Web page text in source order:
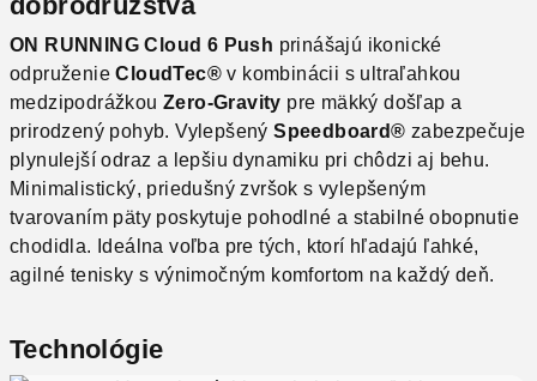
ON RUNNING Cloud 6 Push prinášajú ikonické
odpruženieCloudTec® v kombinácii s ultraľahkou
medzipodrážkou Zero-Gravity pre mäkký došľap a
prirodzený pohyb. VylepšenýSpeedboard® zabezpečuje
plynulejší odraz a lepšiu dynamiku pri chôdzi aj behu.
Minimalistický, priedušný zvršok s vylepšeným
tvarovaním päty poskytuje pohodlné a stabilné obopnutie
chodidla. Ideálna voľba pre tých, ktorí hľadajú ľahké,
agilné tenisky s výnimočným komfortom na každý deň.
Technológie